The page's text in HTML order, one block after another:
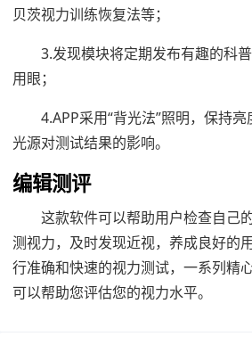
贝茨视力训练恢复法等；
3.发现模块将定期发布有趣的科
用眼；
4.APP采用“背光法”照明，保持
光源对测试结果的影响。
编辑测评
这款软件可以帮助用户检查自己
测视力，及时发现近视，养成良好的
行准确和快速的视力测试，一系列精
可以帮助您评估您的视力水平。